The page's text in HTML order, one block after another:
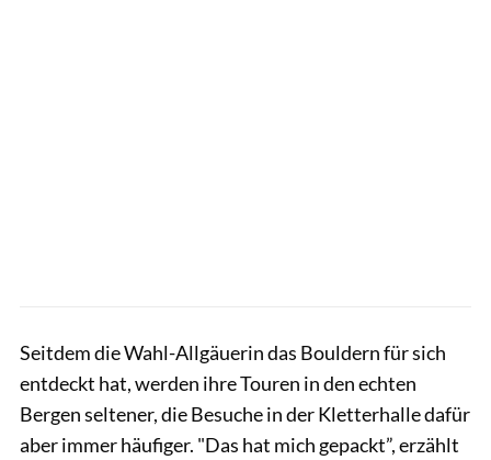
Seitdem die Wahl-Allgäuerin das Bouldern für sich
entdeckt hat, werden ihre Touren in den echten
Bergen seltener, die Besuche in der Kletterhalle dafür
aber immer häufiger. "Das hat mich gepackt”, erzählt